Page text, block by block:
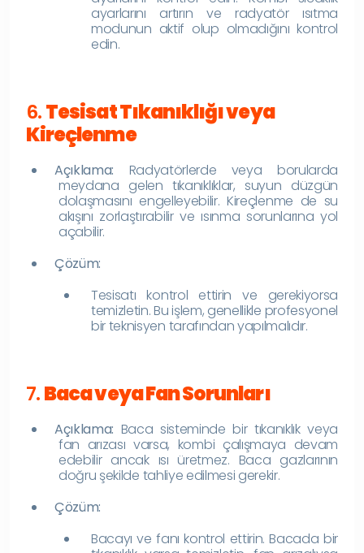
ayarlarını artırın ve radyatör ısıtma
modunun aktif olup olmadığını kontrol
edin.
6.Tesisat Tıkanıklığı veya
Kireçlenme
Açıklama: Radyatörlerde veya borularda
meydana gelen tıkanıklıklar, suyun düzgün
dolaşmasını engelleyebilir. Kireçlenme de su
akışını zorlaştırabilir ve ısınma sorunlarına yol
açabilir.
Çözüm:
Tesisatı kontrol ettirin ve gerekiyorsa
temizletin. Bu işlem, genellikle profesyonel
bir teknisyen tarafından yapılmalıdır.
7.Baca veya Fan Sorunları
Açıklama: Baca sisteminde bir tıkanıklık veya
fan arızası varsa, kombi çalışmaya devam
edebilir ancak ısı üretmez. Baca gazlarının
doğru şekilde tahliye edilmesi gerekir.
Çözüm:
Bacayı ve fanı kontrol ettirin. Bacada bir